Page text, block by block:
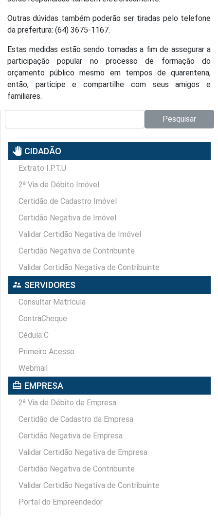
Outras dúvidas também poderão ser tiradas pelo telefone
da prefeitura: (64) 3675-1167.
Estas medidas estão sendo tomadas a fim de assegurar a
participação popular no processo de formação do
orçamento público mesmo em tempos de quarentena,
então, participe e compartilhe com seus amigos e
familiares.
Pesquisar
pan_tool CIDADÃO
Extrato I.P.T.U
2ª Via de Débito Imóvel
Certidão de Cadastro Imóvel
Certidão Negativa de Imóvel
Validar Certidão Negativa de Imóvel
Certidão Negativa de Contribuinte
Validar Certidão Negativa de Contribuinte
supervisor_account SERVIDORES
Consultar Matrícula
ContraCheque
Cédula C
Primeiro Acesso
Webmail
card_travel EMPRESA
2ª Via de Débito de Empresa
Certidão de Cadastro da Empresa
Certidão Negativa de Empresa
Validar Certidão Negativa de Empresa
Certidão Negativa de Contribuinte
Validar Certidão Negativa de Contribuinte
Portal do Empreendedor